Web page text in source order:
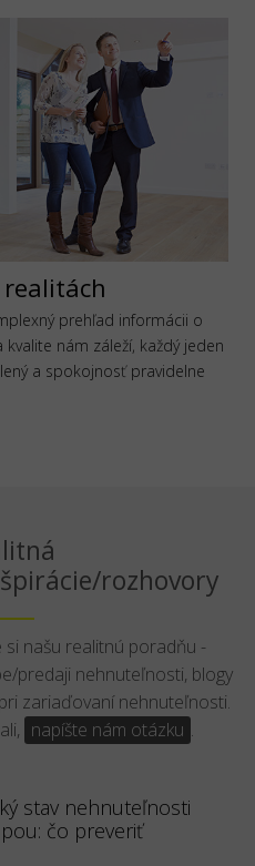
prehľad informácii o
nám záleží, každý jeden
a spokojnosť pravidelne
rozhovory
našu realitnú poradňu -
predaji nehnuteľnosti, blogy
zariaďovaní nehnuteľnosti.
napíšte nám otázku .
stav nehnuteľnosti
čo preveriť